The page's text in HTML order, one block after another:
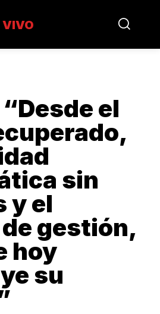
VIVO
el
sin
y el
gestión,
hoy
su